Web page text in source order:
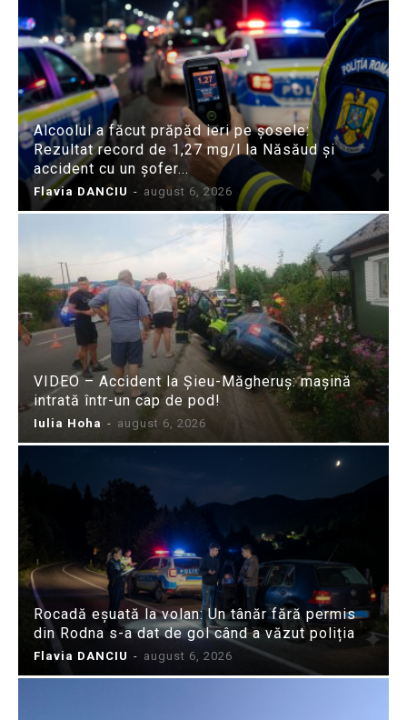
Alcoolul a făcut prăpăd ieri pe șosele:
Rezultat record de 1,27 mg/l la Năsăud și
accident cu un șofer...
Flavia DANCIU - august 6, 2026
VIDEO – Accident la Șieu-Măgheruș: mașină
intrată într-un cap de pod!
Iulia Hoha - august 6, 2026
Rocadă eșuată la volan: Un tânăr fără permis
din Rodna s-a dat de gol când a văzut poliția
Flavia DANCIU - august 6, 2026